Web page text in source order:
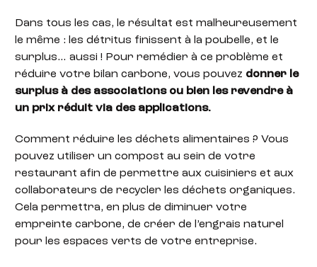
Dans tous les cas, le résultat est malheureusement
le même : les détritus finissent à la poubelle, et le
surplus… aussi ! Pour remédier à ce problème et
réduire votre bilan carbone, vous pouvez donner le
surplus à des associations ou bien les revendre à
un prix réduit via des applications.
Comment réduire les déchets alimentaires ? Vous
pouvez utiliser un compost au sein de votre
restaurant afin de permettre aux cuisiniers et aux
collaborateurs de recycler les déchets organiques.
Cela permettra, en plus de diminuer votre
empreinte carbone, de créer de l’engrais naturel
pour les espaces verts de votre entreprise.